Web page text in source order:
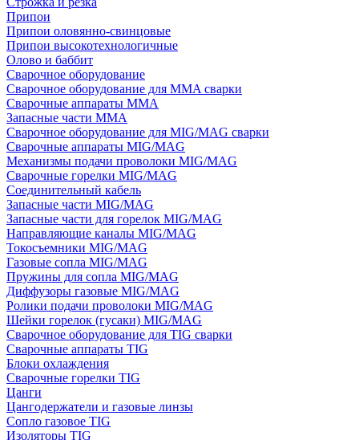
Припои
Припои оловянно-свинцовые
Припои высокотехнологичные
Олово и баббит
Сварочное оборудование
Сварочное оборудование для MMA сварки
Сварочные аппараты MMA
Запасные части MMA
Сварочное оборудование для MIG/MAG сварки
Сварочные аппараты MIG/MAG
Механизмы подачи проволоки MIG/MAG
Сварочные горелки MIG/MAG
Соединительный кабель
Запасные части MIG/MAG
Запасные части для горелок MIG/MAG
Направляющие каналы MIG/MAG
Токосъемники MIG/MAG
Газовые сопла MIG/MAG
Пружины для сопла MIG/MAG
Диффузоры газовые MIG/MAG
Ролики подачи проволоки MIG/MAG
Шейки горелок (гусаки) MIG/MAG
Сварочное оборудование для TIG сварки
Сварочные аппараты TIG
Блоки охлаждения
Сварочные горелки TIG
Цанги
Цангодержатели и газовые линзы
Сопло газовое TIG
Изоляторы TIG